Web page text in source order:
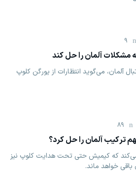
9
مشکلات آلمان را حل کند
آلمان، می‌گوید انتظارات از یورگن کلوپ
89
ترکیب آلمان را حل کرد؟
که کیمیش حتی تحت هدایت کلوپ نیز
باقی خواهد ماند.